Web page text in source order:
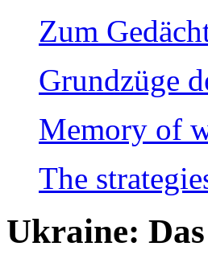
Zum
Grundzüge
Memory of
The
Ukraine: